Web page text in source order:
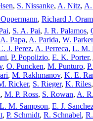
, S. Nissanke, A. Nitz, A.
, Richard J. Oram
, S. A. Pai, J. R. Palamos,
Papa, A. Parida, W. Parker
J. Perez, A. Perreca, L. M.
, P. Popolizio, E. K. Porter,
, O. Puncken, M. Punturo,
, M. Rakhmanov, K. E.
Ricker, S. Rieger, K. Riles,
, M. P. Ross, S. Rowan, A.
L. M. Sampson, E. J.
, P. Schmidt, R. Schnabel,